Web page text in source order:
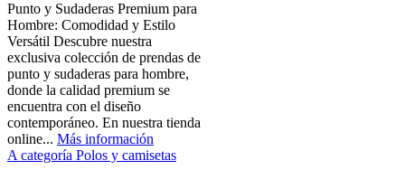
Punto y Sudaderas Premium para
Hombre: Comodidad y Estilo
Versátil Descubre nuestra
exclusiva colección de prendas de
punto y sudaderas para hombre,
donde la calidad premium se
encuentra con el diseño
contemporáneo. En nuestra tienda
online... Más información
A categoría Polos y camisetas